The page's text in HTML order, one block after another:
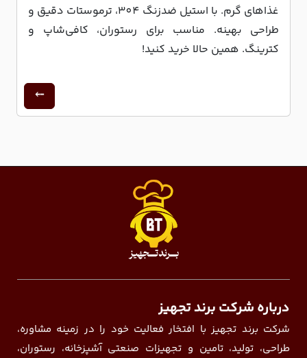
غذاهای گرم. با استیل ضدزنگ 304، ترموستات دقیق و
طراحی بهینه. مناسب برای رستوران، کافی‌شاپ و
کترینگ. همین حالا خرید کنید!
درباره شرکت برند تجهیز
شرکت برند تجهیز با افتخار فعالیت خود را در زمینه مشاوره،
طراحی، تولید، تامین و تجهیزات صنعتی آشپزخانه، رستوران،